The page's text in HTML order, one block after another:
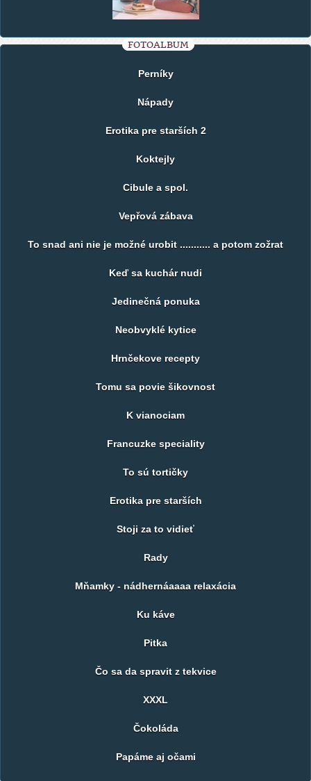
FOTOALBUM
Perníky
Nápady
Erotika pre starších 2
Koktejly
Cibule a spol.
Vepřová zábava
To snad ani nie je možné urobit ........... a potom zožrat
Keď sa kuchár nudi
Jedinečná ponuka
Neobvyklé kytice
Hrnčekove recepty
Tomu sa povie šikovnost
K vianociam
Francuzke speciality
To sú tortičky
Erotika pre starších
Stoji za to vidieť
Rady
Mňamky - nádhernáaaaa relaxácia
Ku káve
Pitka
Čo sa da spravit z tekvice
XXXL
Čokoláda
Papáme aj očami